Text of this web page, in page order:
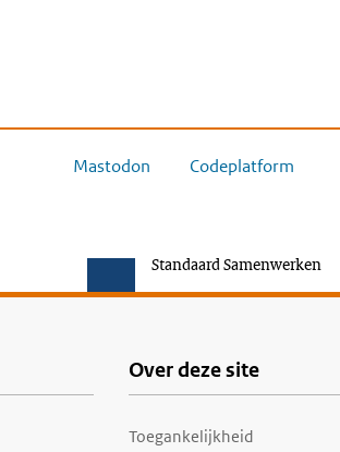
Mastodon Codeplatform
Standaard Samenwerken
Over deze site
Toegankelijkheid